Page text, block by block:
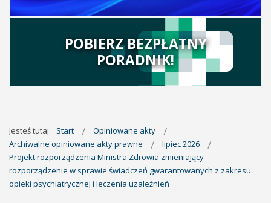
POBIERZ BEZPŁATNY
PORADNIK!
Jesteś tutaj: Start
Opiniowane akty
Archiwalne opiniowane akty prawne
lipiec 2026
Projekt rozporządzenia Ministra Zdrowia zmieniający
rozporządzenie w sprawie świadczeń gwarantowanych z zakresu
opieki psychiatrycznej i leczenia uzależnień